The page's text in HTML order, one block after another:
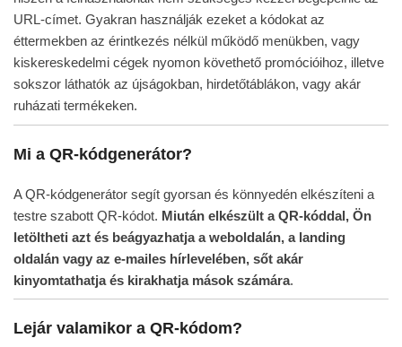
URL-címet. Gyakran használják ezeket a kódokat az
éttermekben az érintkezés nélkül működő menükben, vagy
kiskereskedelmi cégek nyomon követhető promócióihoz, illetve
sokszor láthatók az újságokban, hirdetőtáblákon, vagy akár
ruházati termékeken.
Mi a QR-kódgenerátor?
A QR-kódgenerátor segít gyorsan és könnyedén elkészíteni a
testre szabott QR-kódot. Miután elkészült a QR-kóddal, Ön
letöltheti azt és beágyazhatja a weboldalán, a landing
oldalán vagy az e-mailes hírlevelében, sőt akár
kinyomtathatja és kirakhatja mások számára.
Lejár valamikor a QR-kódom?